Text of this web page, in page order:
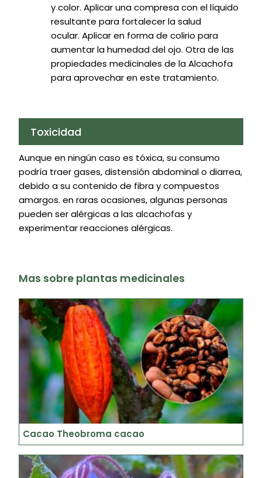
y color. Aplicar una compresa con el líquido
resultante para fortalecer la salud
ocular. Aplicar en forma de colirio para
aumentar la humedad del ojo. Otra de las
propiedades medicinales de la Alcachofa
para aprovechar en este tratamiento.
Toxicidad
Aunque en ningún caso es tóxica, su consumo
podría traer gases, distensión abdominal o diarrea,
debido a su contenido de fibra y compuestos
amargos. en raras ocasiones, algunas personas
pueden ser alérgicas a las alcachofas y
experimentar reacciones alérgicas.
Mas sobre plantas medicinales
Cacao Theobroma cacao